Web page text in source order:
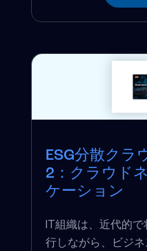
ESG分散クラ
2：クラウド
ケーション
IT組織は、近代的
行しながら、ビジ